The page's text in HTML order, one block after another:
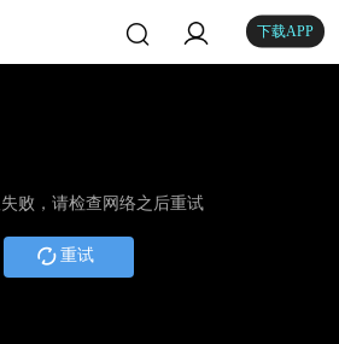
下载APP
败，请检查网络之后重试
重试